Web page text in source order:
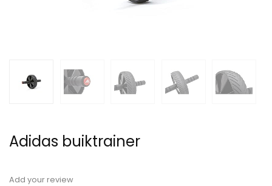
Adidas buiktrainer
Add your review